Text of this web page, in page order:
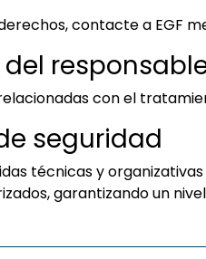
contacte a EGF
con el
seguridad
técnicas y
garantizando un